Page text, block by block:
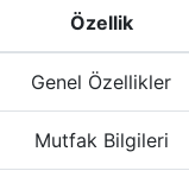
Özellik
Genel Özellikler
Mutfak Bilgileri